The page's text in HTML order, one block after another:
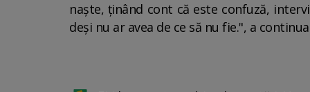
naște, ținând cont că este confuză,
deși nu ar avea de ce să nu fie.", a